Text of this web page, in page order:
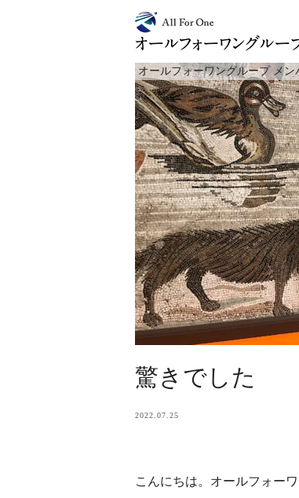
オールフォーワングループ メン
驚きでした
2022.07.25
こんにちは。オールフォー